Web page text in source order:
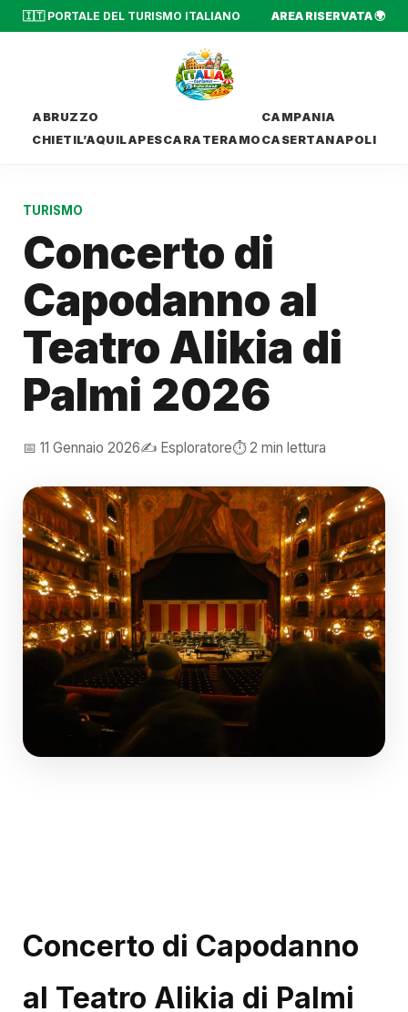
🇮🇹 PORTALE DEL TURISMO ITALIANO AREA RISERVATA 🌍
ABRUZZO
CHIETIL’AQUILAPESCARA TERAMO
CAMPANIA
CASERTANAPOLI
TURISMO
Concerto di
Capodanno al
Teatro Alikia di
Palmi 2026
📅 11 Gennaio 2026✍️ Esploratore⏱️ 2 min lettura
Concerto di Capodanno
al Teatro Alikia di Palmi